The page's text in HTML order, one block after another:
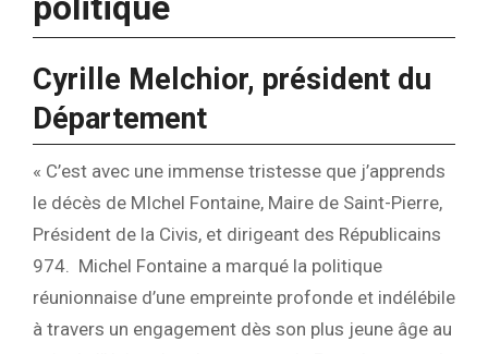
Cyrille Melchior, président du
Département
« C’est avec une immense tristesse que j’apprends
le décès de MIchel Fontaine, Maire de Saint-Pierre,
Président de la Civis, et dirigeant des Républicains
974. Michel Fontaine a marqué la politique
réunionnaise d’une empreinte profonde et indélébile
à travers un engagement dès son plus jeune âge au